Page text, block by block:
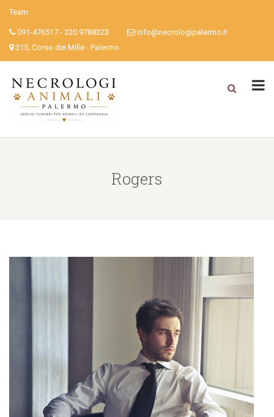
Team
091-476517 - 320 9788323
info@necrologipalermo.it
315, Corso dei Mille - Palermo
Rogers